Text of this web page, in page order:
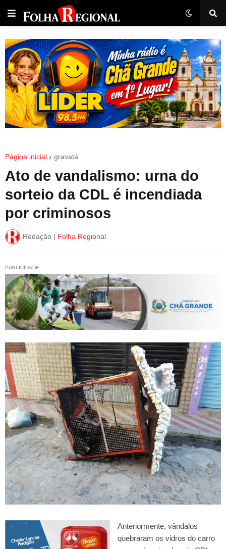
Página inicial gravatá
Ato de vandalismo: urna do
sorteio da CDL é incendiada
por criminosos
Redação | Folha Regional
PUBLICIDADE
Anteriormente, vândalos
quebraram os vidros do carro